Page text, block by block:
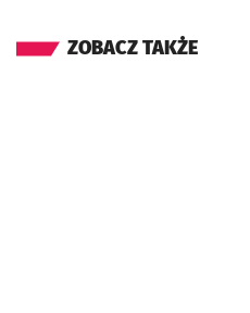
ZOBACZ TAKŻE